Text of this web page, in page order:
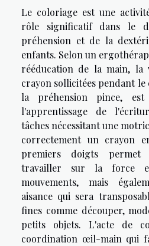
Le coloriage est une
rôle significatif dans le
préhension et de la
enfants. Selon un
rééducation de la main, la
crayon sollicitées pendant
la préhension pince, est
l'apprentissage de
tâches nécessitant une
correctement un crayon
premiers doigts
travailler sur la force
mouvements, mais
aisance qui sera
fines comme découper,
petits objets. L'acte de
coordination œil-main qui